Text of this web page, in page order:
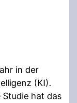
in der
(KI).
hat das